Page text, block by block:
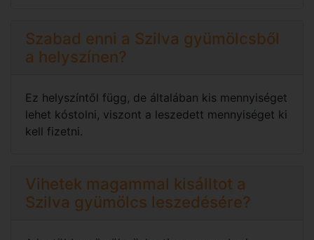
Szabad enni a Szilva gyümölcsből
a helyszínen?
Ez helyszíntől függ, de általában kis mennyiséget
lehet kóstolni, viszont a leszedett mennyiséget ki
kell fizetni.
Vihetek magammal kisálltot a
Szilva gyümölcs leszedésére?